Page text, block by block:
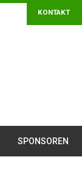
KONTAKT
SPONSOREN